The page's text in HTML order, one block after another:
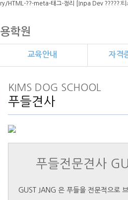
??-meta-태그-정리 [Inpa Dev ?????:티
교육안내 자격
KIMS DOG SCHOOL
푸들견사
푸들전문견사
GUST JANG 은 푸들을 전문적으로